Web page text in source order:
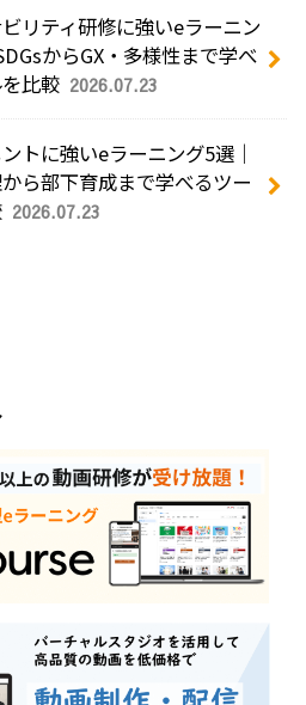
リティ研修に強いeラーニン
からGX・多様性まで学べ
比較 2026.07.23
トに強いeラーニング5選｜
ら部下育成まで学べるツー
2026.07.23